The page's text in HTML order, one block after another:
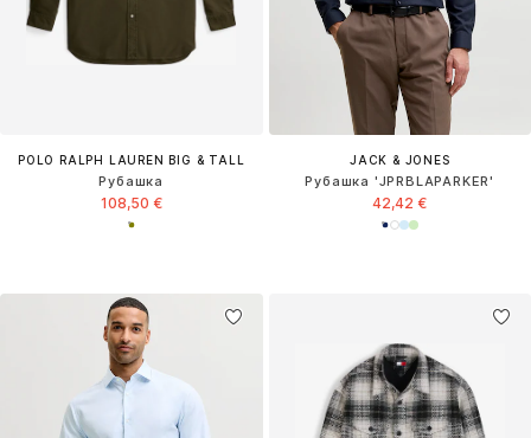
POLO RALPH LAUREN BIG & TALL
Рубашка
108,50 €
JACK & JONES
Рубашка 'JPRBLAPARKER'
42,42 €